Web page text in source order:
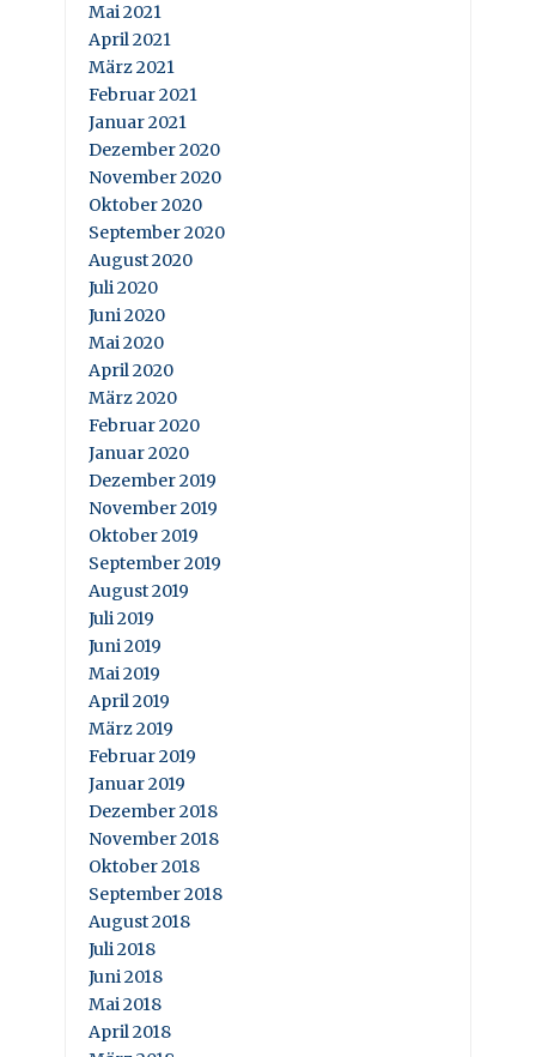
Mai 2021
April 2021
März 2021
Februar 2021
Januar 2021
Dezember 2020
November 2020
Oktober 2020
September 2020
August 2020
Juli 2020
Juni 2020
Mai 2020
April 2020
März 2020
Februar 2020
Januar 2020
Dezember 2019
November 2019
Oktober 2019
September 2019
August 2019
Juli 2019
Juni 2019
Mai 2019
April 2019
März 2019
Februar 2019
Januar 2019
Dezember 2018
November 2018
Oktober 2018
September 2018
August 2018
Juli 2018
Juni 2018
Mai 2018
April 2018